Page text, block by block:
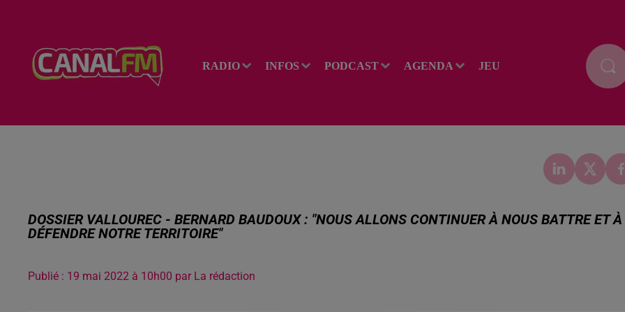
RADIO INFOS PODCAST AGENDA JEU
DOSSIER VALLOUREC - BERNARD BAUDOUX : "NOUS ALLONS CONTINUER À NOUS BATTRE ET À
DÉFENDRE NOTRE TERRITOIRE"
Publié : 19 mai 2022 à 10h00 par La rédaction